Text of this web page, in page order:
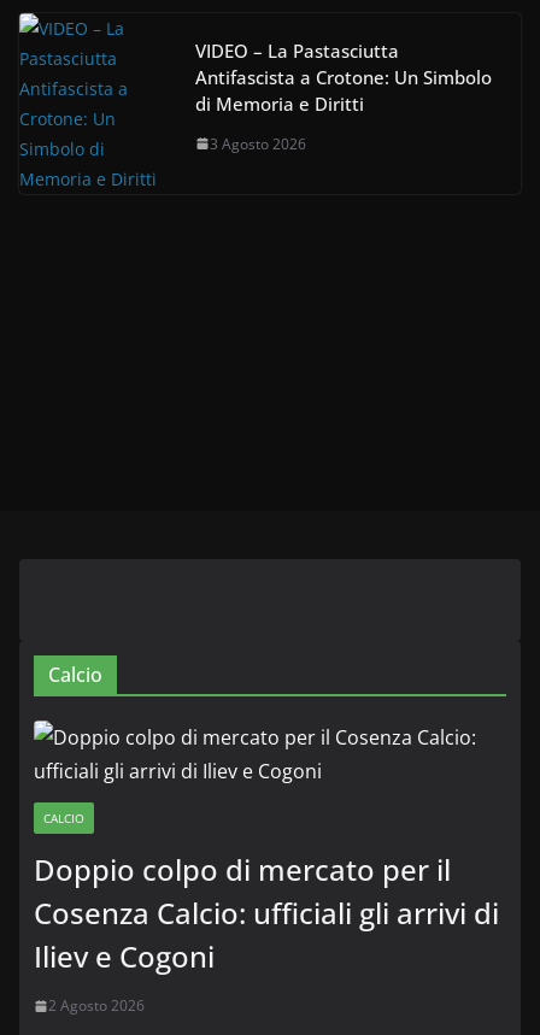
VIDEO – La Pastasciutta
Antifascista a Crotone: Un Simbolo
di Memoria e Diritti
3 Agosto 2026
Calcio
CALCIO
Doppio colpo di mercato per il
Cosenza Calcio: ufficiali gli arrivi di
Iliev e Cogoni
2 Agosto 2026